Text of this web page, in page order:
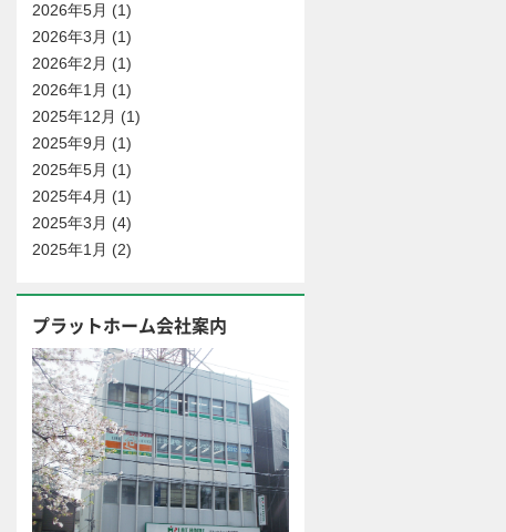
2026年5月 (1)
2026年3月 (1)
2026年2月 (1)
2026年1月 (1)
2025年12月 (1)
2025年9月 (1)
2025年5月 (1)
2025年4月 (1)
2025年3月 (4)
2025年1月 (2)
プラットホーム会社案内